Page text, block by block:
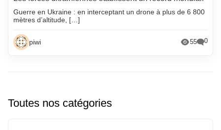
Guerre en Ukraine : en interceptant un drone à plus de 6 800
mètres d’altitude, […]
piwi 55 0
Toutes nos catégories